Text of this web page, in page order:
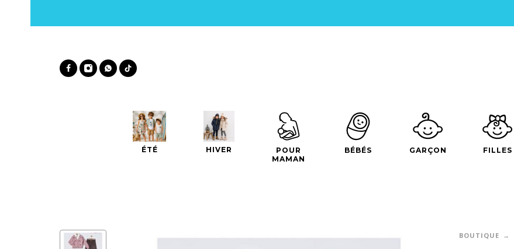
ÉTÉ HIVER
POUR
MAMAN
BÉBÉS GARÇON FILLES
BOUTIQUE